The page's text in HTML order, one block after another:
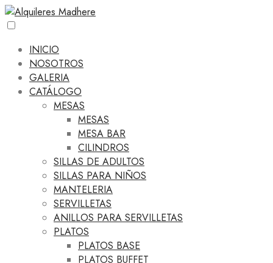
INICIO
NOSOTROS
GALERIA
CATÁLOGO
MESAS
MESAS
MESA BAR
CILINDROS
SILLAS DE ADULTOS
SILLAS PARA NIÑOS
MANTELERIA
SERVILLETAS
ANILLOS PARA SERVILLETAS
PLATOS
PLATOS BASE
PLATOS BUFFET